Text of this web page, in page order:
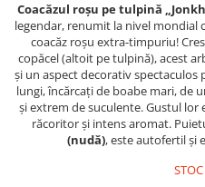
Coacăzul roșu pe tulpină
legendar, renumit la nivel mondial
coacăz roșu extra-timpuriu!
copăcel (altoit pe tulpină), acest
și un aspect decorativ spectaculos
lungi, încărcați de boabe mari, de
și extrem de suculente. Gustul lor
răcoritor și intens aromat.
(nudă), este autofertil și